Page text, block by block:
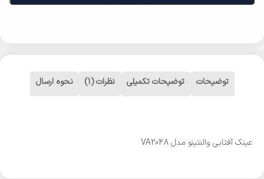
توضیحات توضیحات تکمیلی نظرات (1) نحوه ارسال
عینک آفتابی والنتینو مدل VA2048